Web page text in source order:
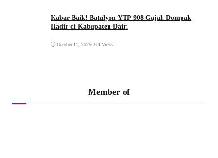
Kabar Baik! Batalyon YTP 908 Gajah Dompak
Hadir di Kabupaten Dairi
October 11, 2025•344 Views
Member of